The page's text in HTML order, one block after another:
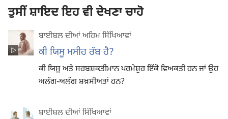
ਤੁਸੀਂ ਸ਼ਾਇਦ ਇਹ ਵੀ ਦੇਖਣਾ ਚਾਹੋ
ਬਾਈਬਲ ਦੀਆਂ ਅਹਿਮ ਸਿੱਖਿਆਵਾਂ
ਕੀ ਯਿਸੂ ਮਸੀਹ ਰੱਬ ਹੈ?
ਕੀ ਯਿਸੂ ਅਤੇ ਸਰਬਸ਼ਕਤੀਮਾਨ ਪਰਮੇਸ਼ੁਰ ਇੱਕੋ ਵਿਅਕਤੀ ਹਨ ਜਾਂ ਉਹ
ਅਲੱਗ-ਅਲੱਗ ਸ਼ਖ਼ਸੀਅਤਾਂ ਹਨ?
ਬਾਈਬਲ ਦੀਆਂ ਸਿੱਖਿਆਵਾਂ